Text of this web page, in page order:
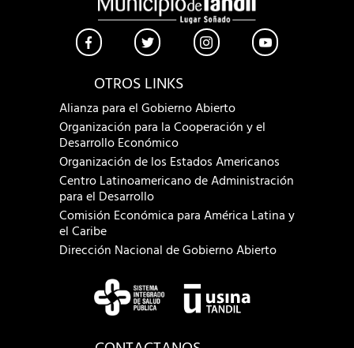
OTROS LINKS
Alianza para el Gobierno Abierto
Organización para la Cooperación y el
Desarrollo Económico
Organización de los Estados Americanos
Centro Latinoamericano de Administración
para el Desarrollo
Comisión Económica para América Latina y
el Caribe
Dirección Nacional de Gobierno Abierto